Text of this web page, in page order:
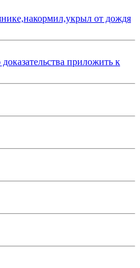
от дождя
приложить к